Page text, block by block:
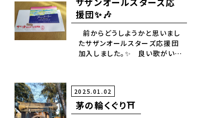
牡蠣を堪能！ やはり素晴らしい景
色でした。 翌日は、るーぷる仙台
バスを使って 仙台の観光名所
を 堪能しました。 充実した2泊3
日の旅でした。 お疲れ様でした。
仙台ありがとうございました。
援団✨🎶
前からどうしようかと思いまし
たサザンオールスターズ応援団
加入しました。✨ 良い歌がいっ
2025.01.02
茅の輪くぐり⛩️